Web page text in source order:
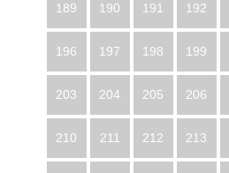
189 190 191 192
196 197 198 199
203 204 205 206
210 211 212 213